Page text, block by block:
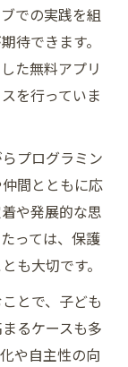
での実践を組
待できます。
た無料アプリ
を行っていま
プログラミン
間とともに応
や発展的な思
っては、保護
も大切です。
とで、子ども
るケースも多
や自主性の向